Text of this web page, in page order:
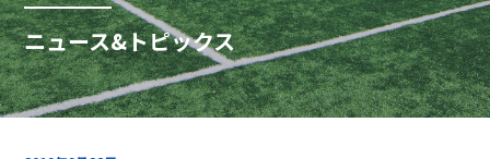
ニュース&トピックス